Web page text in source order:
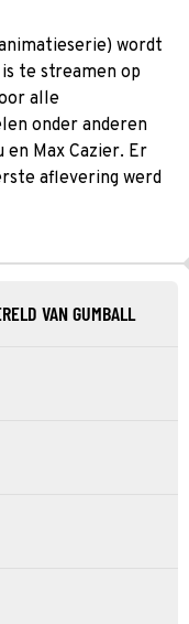
wordt
te streamen op
alle
onder anderen
en Max Cazier. Er
aflevering werd
VAN GUMBALL